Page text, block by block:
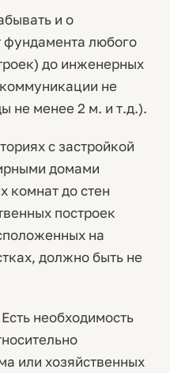
и о
фундамента любого
до инженерных
не
не менее 2 м. и т.д.).
с застройкой
домами
комнат до стен
построек
на
должно быть не
необходимость
или хозяйственных